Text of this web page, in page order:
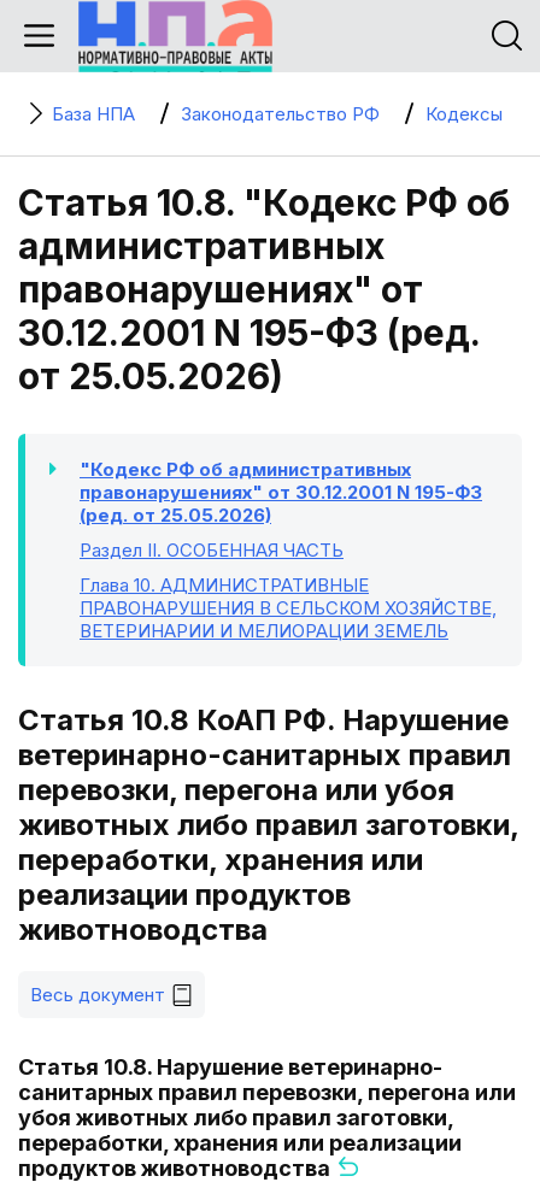
База НПА Законодательство РФ Кодексы
Статья 10.8. "Кодекс РФ об
административных
правонарушениях" от
30.12.2001 N 195-ФЗ (ред.
от 25.05.2026)
"Кодекс РФ об административных
правонарушениях" от 30.12.2001 N 195-ФЗ
(ред. от 25.05.2026)
Раздел II. ОСОБЕННАЯ ЧАСТЬ
Глава 10. АДМИНИСТРАТИВНЫЕ
ПРАВОНАРУШЕНИЯ В СЕЛЬСКОМ ХОЗЯЙСТВЕ,
ВЕТЕРИНАРИИ И МЕЛИОРАЦИИ ЗЕМЕЛЬ
Статья 10.8 КоАП РФ. Нарушение
ветеринарно-санитарных правил
перевозки, перегона или убоя
животных либо правил заготовки,
переработки, хранения или
реализации продуктов
животноводства
Весь документ
Статья 10.8. Нарушение ветеринарно-
санитарных правил перевозки, перегона или
убоя животных либо правил заготовки,
переработки, хранения или реализации
продуктов животноводства